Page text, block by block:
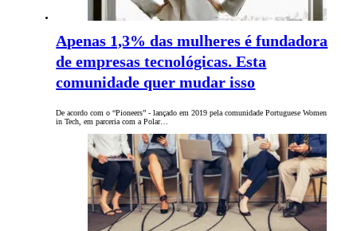
Apenas 1,3% das mulheres é fundadora
de empresas tecnológicas. Esta
comunidade quer mudar isso
De acordo com o “Pioneers” - lançado em 2019 pela comunidade Portuguese Women
in Tech, em parceria com a Polar…